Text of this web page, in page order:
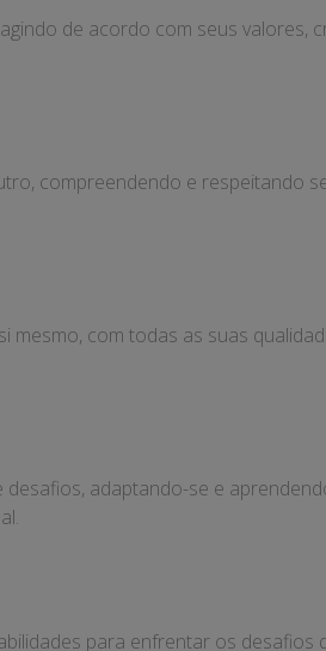
de acordo com seus valores,
compreendendo e respeitando
mesmo, com todas as suas
adaptando-se e
para enfrentar os